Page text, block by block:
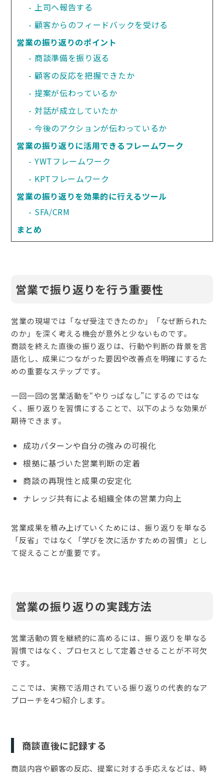
上司へ報告する
顧客からのフィードバックを受ける
営業の振り返りのポイント
商談準備を振り返る
顧客の反応を把握できたか
提案が伝わっているか
対話が成立していたか
今後のアクションが伝わっているか
営業の振り返りに活用できるフレームワーク
YWTフレームワーク
KPTフレームワーク
営業の振り返りを効果的に行えるツール
SFA/CRM
まとめ
営業で振り返りを行う重要性
営業の現場では「なぜ受注できたのか」「なぜ断られた
のか」を深く考える機会が意外と少ないものです。
商談を終えた直後の振り返りは、行動や判断の背景を言
語化し、成果につながった要因や改善点を明確にするた
めの重要なステップです。
一回一回の営業活動を“やりっぱなし”にするのではな
く、振り返りを習慣にすることで、以下のような効果が
期待できます。
成功パターンや自分の強みの可視化
根拠に基づいた営業判断の定着
商談の再現性と成果の安定化
ナレッジ共有による組織全体の営業力向上
営業成果を積み上げていくためには、振り返りを単なる
「反省」ではなく「学びを次に活かすための習慣」とし
て捉えることが重要です。
営業の振り返りの実践方法
営業活動の質を継続的に高めるには、振り返りを単なる
習慣ではなく、プロセスとして定着させることが不可欠
です。
ここでは、実務で活用されている振り返りの代表的なア
プローチを4つ紹介します。
商談直後に記録する
商談内容や顧客の反応、提案に対する手応えなどは、時